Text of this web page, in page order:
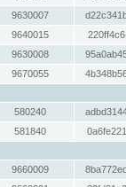
9630007
9640015
9630008
9670055
580240
581840
9660009